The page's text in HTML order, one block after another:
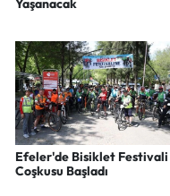
Yaşanacak
Efeler'de Bisiklet Festivali
Coşkusu Başladı